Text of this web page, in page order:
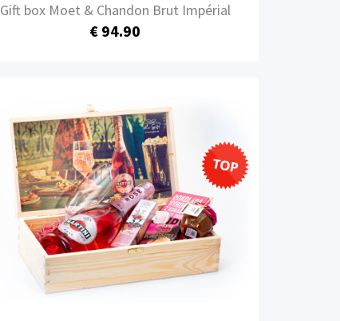
Gift box Moet & Chandon Brut Impérial
€ 94.90